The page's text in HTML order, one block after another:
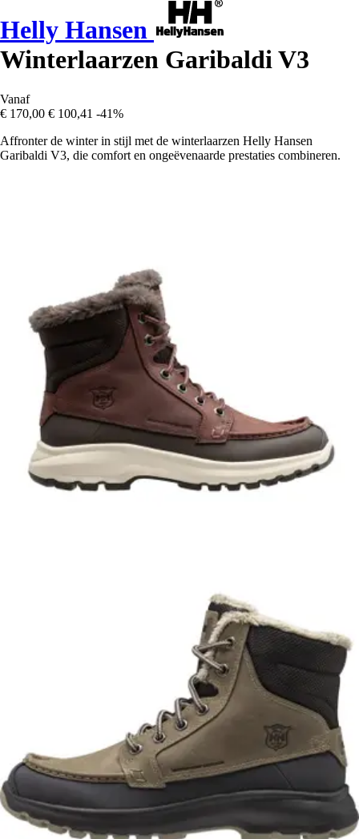
Helly Hansen
Winterlaarzen Garibaldi V3
Vanaf
€ 170,00 € 100,41 -41%
Affronter de winter in stijl met de winterlaarzen Helly Hansen
Garibaldi V3, die comfort en ongeëvenaarde prestaties combineren.